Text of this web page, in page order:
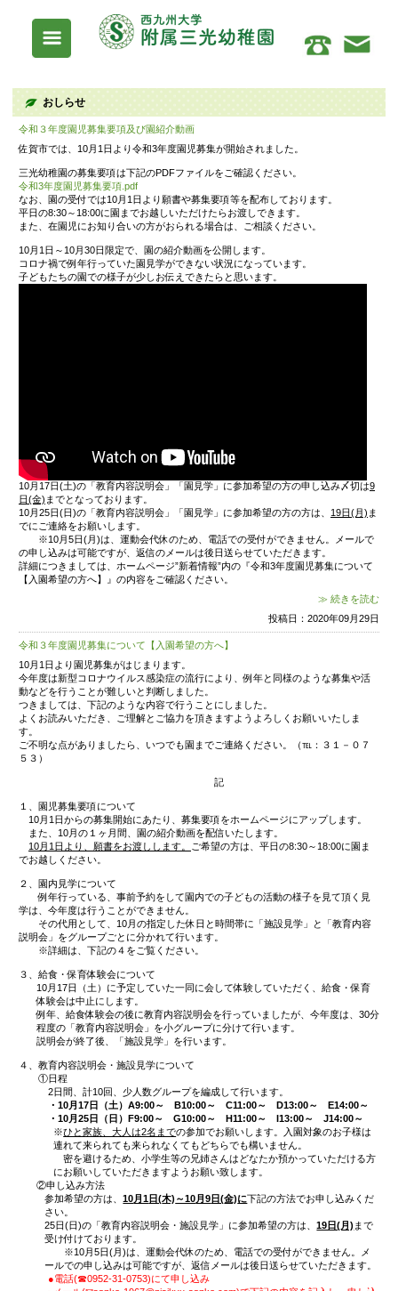
おしらせ
令和３年度園児募集要項及び園紹介動画
佐賀市では、10月1日より令和3年度園児募集が開始されま
三光幼稚園の募集要項は下記のPDFファイルをご確認くだ
令和3年度園児募集要項.pdf
なお、園の受付では10月1日より願書や募集要項等を配布
10月17日(土)の「教育内容説明会」「園見学」に参加希望
日(金)までとなっております。
10月25日(日)の「教育内容説明会」「園見学」に参加希望
でにご連絡をお願いします。
の申し込みは可能ですが、返信のメールは後日送らせてい
詳細につきましては、ホームページ”新着情報”内の『令和
【入園希望の方へ】』の内容をご確認ください。
令和３年度園児募集について【入園希望の方へ】
10月1日より園児募集がはじまります。
今年度は新型コロナウイルス感染症の流行により、例年と
動などを行うことが難しいと判断しました。
つきましては、下記のような内容で行うことにしました。
よくお読みいただき、ご理解とご協力を頂きますようよろ
す。
ご不明な点がありましたら、いつでも園までご連絡くだ
５３）
記
１、園児募集要項について
10月1日からの募集開始にあたり、募集要項をホームペ
また、10月の１ヶ月間、園の紹介動画を配信いたします
10月1日より、願書をお渡しします。
でお越しください。
２、園内見学について
例年行っている、事前予約をして園内での子どもの活